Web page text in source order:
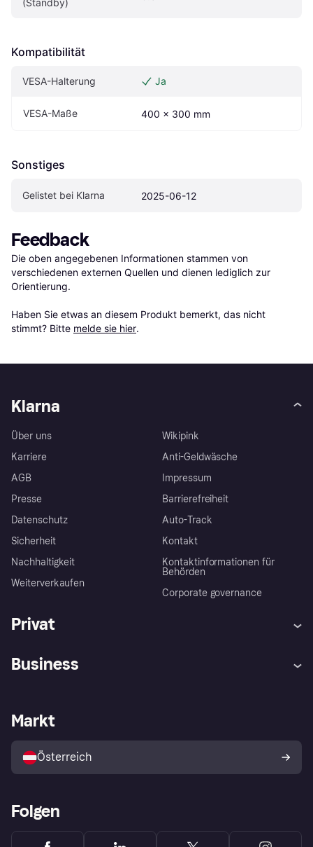
(Standby)
Kompatibilität
VESA-Halterung Ja
VESA-Maße 400 x 300 mm
Sonstiges
Gelistet bei Klarna 2025-06-12
Feedback
Die oben angegebenen Informationen stammen von
verschiedenen externen Quellen und dienen lediglich zur
Orientierung.
Haben Sie etwas an diesem Produkt bemerkt, das nicht
stimmt? Bitte melde sie hier.
Klarna
Über uns
Karriere
AGB
Presse
Datenschutz
Sicherheit
Nachhaltigkeit
Weiterverkaufen
Wikipink
Anti-Geldwäsche
Impressum
Barrierefreiheit
Auto-Track
Kontakt
Kontaktinformationen für
Behörden
Corporate governance
Privat
Shops entdecken
Business
Händlerportal
Markt
Österreich
Folgen